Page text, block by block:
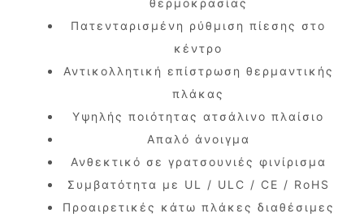
θερμοκρασίας
Πατενταρισμένη ρύθμιση πίεσης στο
κέντρο
Αντικολλητική επίστρωση θερμαντικής
πλάκας
Υψηλής ποιότητας ατσάλινο πλαίσιο
Απαλό άνοιγμα
Ανθεκτικό σε γρατσουνιές φινίρισμα
Συμβατότητα με UL / ULC / CE / RoHS
Προαιρετικές κάτω πλάκες διαθέσιμες